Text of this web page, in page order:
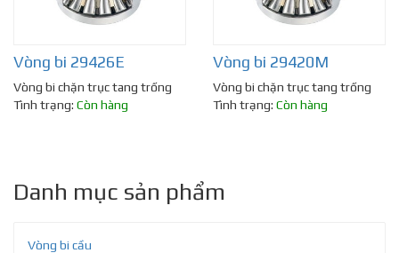
Vòng bi 29426E
Vòng bi chặn trục tang trống
Tình trạng: Còn hàng
Vòng bi 29420M
Vòng bi chặn trục tang trống
Tình trạng: Còn hàng
Danh mục sản phẩm
Vòng bi cầu